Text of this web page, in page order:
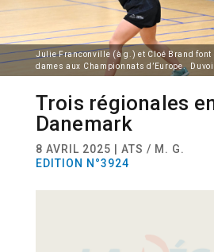
Julie Franconville (à g.) et Cloé Brand font
dames aux Championnats d’Europe.
Trois régionales
Danemark
8 AVRIL 2025 | ATS / M. G.
EDITION N°3924